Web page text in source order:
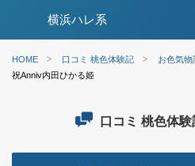
横浜ハレ系
HOME 口コミ 桃色体験記 お色気物
祝Anniv内田ひかる姫
口コミ 桃色体